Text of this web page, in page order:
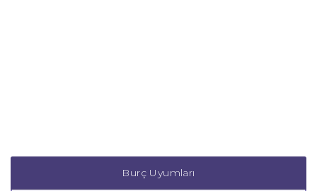
Burç Uyumları